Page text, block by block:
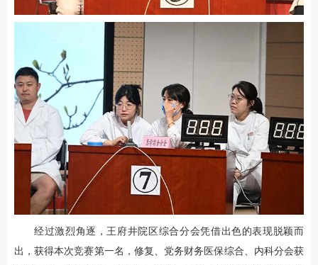
经过激烈角逐，王府井院区综合分会凭借出色的表现脱颖而
出，获得本次竞赛第一名，修复、党务财务医保综合、内科分会获